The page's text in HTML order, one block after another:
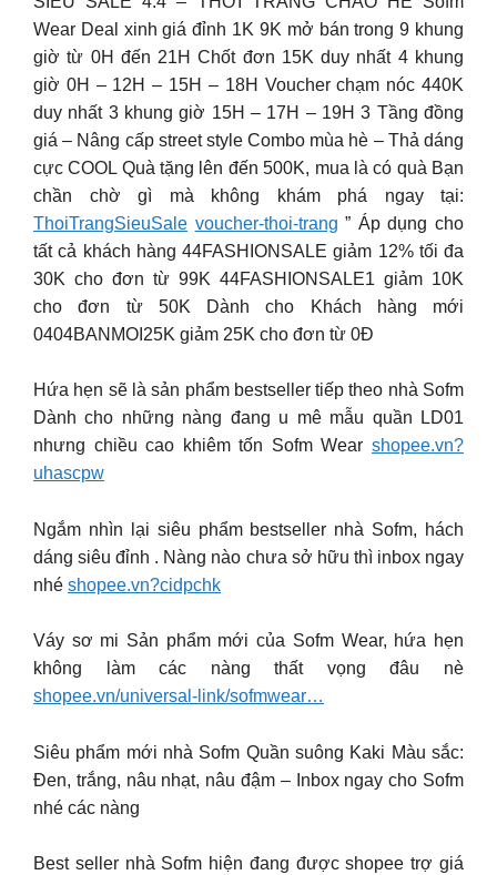
Wear Deal xinh giá đỉnh 1K 9K mở bán trong 9 khung
giờ từ 0H đến 21H Chốt đơn 15K duy nhất 4 khung
giờ 0H – 12H – 15H – 18H Voucher chạm nóc 440K
duy nhất 3 khung giờ 15H – 17H – 19H 3 Tầng đồng
giá – Nâng cấp street style Combo mùa hè – Thả dáng
cực COOL Quà tặng lên đến 500K, mua là có quà Bạn
chần chờ gì mà không khám phá ngay tại:
ThoiTrangSieuSale voucher-thoi-trang ” Áp dụng cho
tất cả khách hàng 44FASHIONSALE giảm 12% tối đa
30K cho đơn từ 99K 44FASHIONSALE1 giảm 10K
cho đơn từ 50K Dành cho Khách hàng mới
0404BANMOI25K giảm 25K cho đơn từ 0Đ
Hứa hẹn sẽ là sản phẩm bestseller tiếp theo nhà Sofm
Dành cho những nàng đang u mê mẫu quần LD01
nhưng chiều cao khiêm tốn Sofm Wear shopee.vn?
uhascpw
Ngắm nhìn lại siêu phẩm bestseller nhà Sofm, hách
dáng siêu đỉnh . Nàng nào chưa sở hữu thì inbox ngay
nhé shopee.vn?cidpchk
Váy sơ mi Sản phẩm mới của Sofm Wear, hứa hẹn
không làm các nàng thất vọng đâu nè
shopee.vn/universal-link/sofmwear…
Siêu phẩm mới nhà Sofm Quần suông Kaki Màu sắc:
Đen, trắng, nâu nhạt, nâu đậm – Inbox ngay cho Sofm
nhé các nàng
Best seller nhà Sofm hiện đang được shopee trợ giá